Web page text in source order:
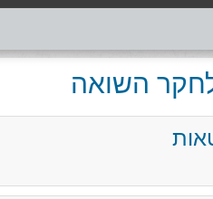
לחקר השואה